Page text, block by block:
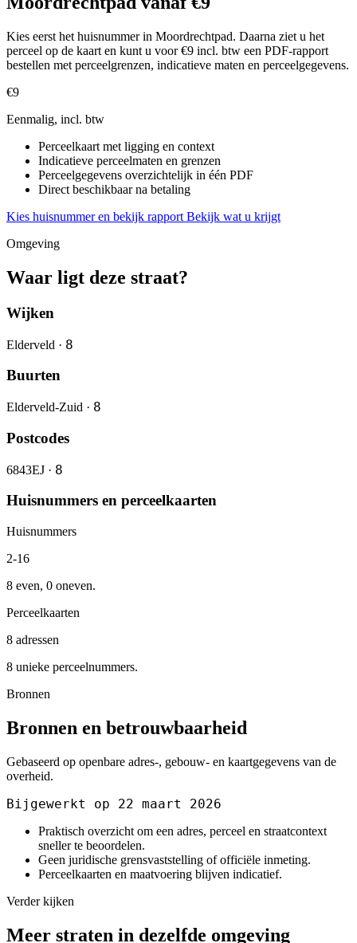
Kies eerst het huisnummer in Moordrechtpad. Daarna ziet u het
perceel op de kaart en kunt u voor €9 incl. btw een PDF-rapport
bestellen met perceelgrenzen, indicatieve maten en perceelgegevens.
€9
Eenmalig, incl. btw
Perceelkaart met ligging en context
Indicatieve perceelmaten en grenzen
Perceelgegevens overzichtelijk in één PDF
Direct beschikbaar na betaling
Kies huisnummer en bekijk rapport Bekijk wat u krijgt
Omgeving
Waar ligt deze straat?
Wijken
Elderveld · 8
Buurten
Elderveld-Zuid · 8
Postcodes
6843EJ · 8
Huisnummers en perceelkaarten
Huisnummers
2-16
8 even, 0 oneven.
Perceelkaarten
8 adressen
8 unieke perceelnummers.
Bronnen
Bronnen en betrouwbaarheid
Gebaseerd op openbare adres-, gebouw- en kaartgegevens van de
overheid.
Bijgewerkt op 22 maart 2026
Praktisch overzicht om een adres, perceel en straatcontext
sneller te beoordelen.
Geen juridische grensvaststelling of officiële inmeting.
Perceelkaarten en maatvoering blijven indicatief.
Verder kijken
Meer straten in dezelfde omgeving